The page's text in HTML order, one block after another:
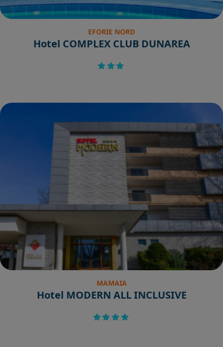
EFORIE NORD
Hotel COMPLEX CLUB DUNAREA
MAMAIA
Hotel MODERN ALL INCLUSIVE